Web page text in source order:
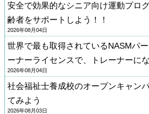
安全で効果的なシニア向け運動プロ
齢者をサポートしよう！！
2026年08月04日
世界で最も取得されているNASMパ
ーナーライセンスで、トレーナーに
2026年08月04日
社会福祉士養成校のオープンキャン
てみよう
2026年08月03日